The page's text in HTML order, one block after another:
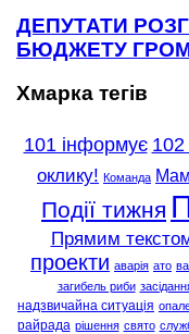
ДЕПУТАТИ
БЮДЖЕТУ
Хмарка тегів
101 інформує
оклику! Команда
Події тижня
Прямим
проекти аварія ато
загибель риби
надзвичайна ситуація
райрада рішення свято